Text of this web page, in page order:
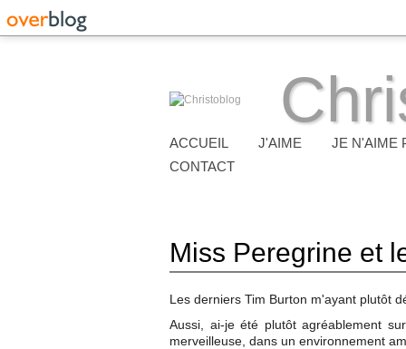
ACCUEIL J'AIME JE N'AIME
CONTACT
Miss Peregrine et
Les derniers Tim Burton m'ayant plutôt
Aussi, ai-je été plutôt agréablement
merveilleuse, dans un environnement